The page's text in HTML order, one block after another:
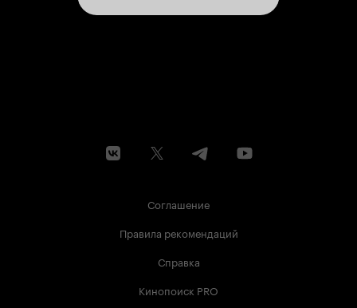
Соглашение
Правила рекомендаций
Справка
Кинопоиск PRO